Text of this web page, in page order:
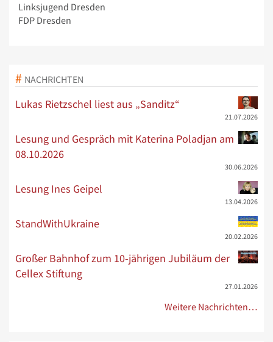
Linksjugend Dresden
FDP Dresden
NACHRICHTEN
Lukas Rietzschel liest aus „Sanditz“
21.07.2026
Lesung und Gespräch mit Katerina Poladjan am
08.10.2026
30.06.2026
Lesung Ines Geipel
13.04.2026
StandWithUkraine
20.02.2026
Großer Bahnhof zum 10-jährigen Jubiläum der
Cellex Stiftung
27.01.2026
Weitere Nachrichten…